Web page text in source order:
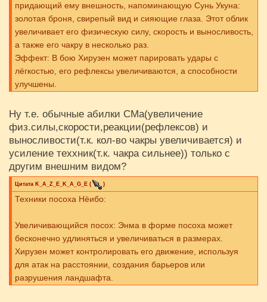
придающий ему внешность, напоминающую Сунь Укуна:
золотая броня, свирепый вид и сияющие глаза. Этот облик
увеличивает его физическую силу, скорость и выносливость,
а также его чакру в несколько раз.
Эффект: В бою Хирузен может парировать удары с
лёгкостью, его рефлексы увеличиваются, а способности
улучшены.
Ну т.е. обычные абилки СМа(увеличение
физ.силы,скорости,реакции(рефлексов) и
выносливости(т.к. кол-во чакры увеличивается) и
усиление теххник(т.к. чакра сильнее)) только с
другим внешним видом?
Цитата K_A_Z_E_K_A_G_E ( )
Техники посоха Нёибо:
Увеличивающийся посох: Энма в форме посоха может
бесконечно удлиняться и увеличиваться в размерах.
Хирузен может контролировать его движение, используя
для атак на расстоянии, создания барьеров или
разрушения ландшафта.